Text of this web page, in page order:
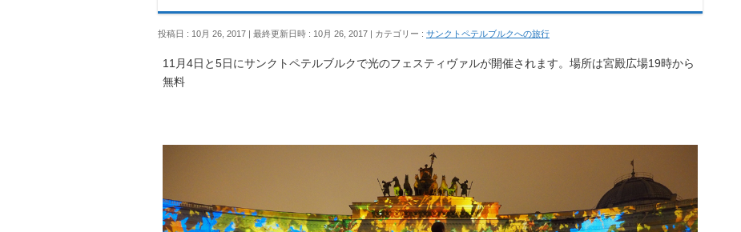
投稿日 : 10月 26, 2017 最終更新日時 : 10月 26, 2017 カテゴリー : サンクトペテルブルクへの旅行
11月4日と5日にサンクトペテルブルクで光のフェスティヴァルが開催されます。場所は宮殿広場19時から
無料